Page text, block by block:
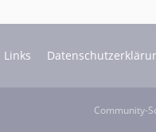
Links
Community-